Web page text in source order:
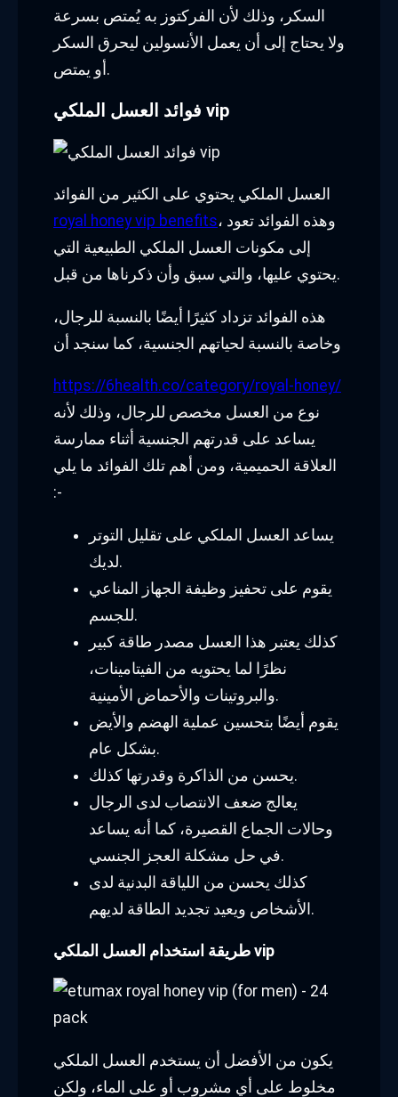
السكر، وذلك لأن الفركتوز به يُمتص بسرعة
ولا يحتاج إلى أن يعمل الأنسولين ليحرق السكر
أو يمتص.
فوائد العسل الملكي vip
العسل الملكي يحتوي على الكثير من الفوائد
royal honey vip benefits، وهذه الفوائد تعود
إلى مكونات العسل الملكي الطبيعية التي
يحتوي عليها، والتي سبق وأن ذكرناها من قبل.
هذه الفوائد تزداد كثيرًا أيضًا بالنسبة للرجال،
https://6health.co/category/royal-honey/
نوع من العسل مخصص للرجال، وذلك لأنه
يساعد على قدرتهم الجنسية أثناء ممارسة
العلاقة الحميمية، ومن أهم تلك الفوائد ما يلي
:-
يساعد العسل الملكي على تقليل التوتر
لديك.
يقوم على تحفيز وظيفة الجهاز المناعي
للجسم.
كذلك يعتبر هذا العسل مصدر طاقة كبير
نظرًا لما يحتويه من الفيتامينات،
والبروتينات والأحماض الأمينية.
يقوم أيضًا بتحسين عملية الهضم والأيض
بشكل عام.
يحسن من الذاكرة وقدرتها كذلك.
يعالج ضعف الانتصاب لدى الرجال
وحالات الجماع القصيرة، كما أنه يساعد
في حل مشكلة العجز الجنسي.
كذلك يحسن من اللياقة البدنية لدى
الأشخاص ويعيد تجديد الطاقة لديهم.
طريقة استخدام العسل الملكي vip
يكون من الأفضل أن يستخدم العسل الملكي
مخلوط على أي مشروب أو على الماء، ولكن